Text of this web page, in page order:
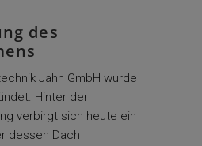
des
Jahn GmbH wurde
Hinter der
verbirgt sich heute ein
dessen Dach